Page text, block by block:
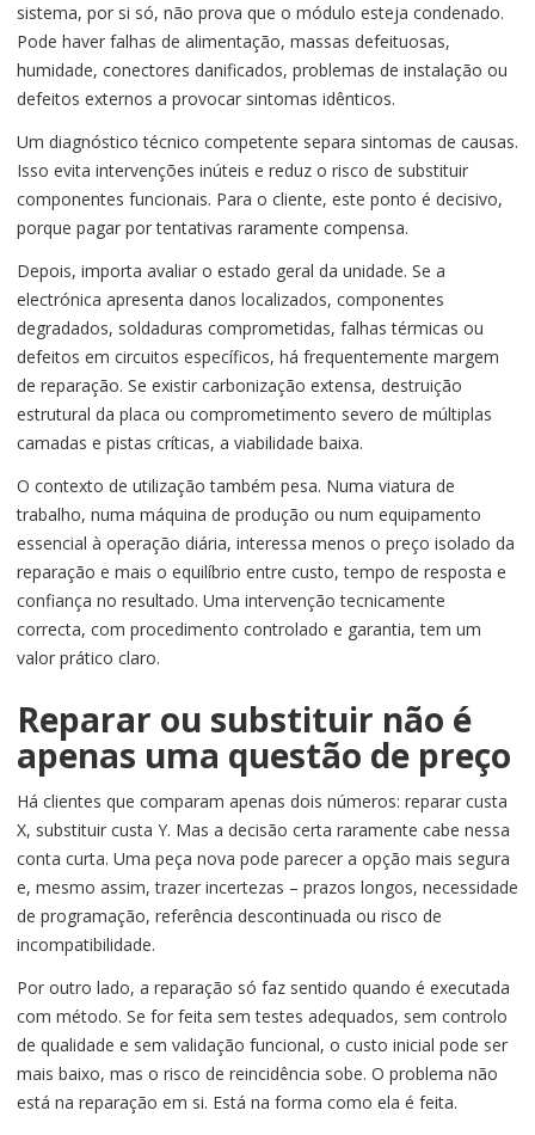
sistema, por si só, não prova que o módulo esteja condenado.
Pode haver falhas de alimentação, massas defeituosas,
humidade, conectores danificados, problemas de instalação ou
defeitos externos a provocar sintomas idênticos.
Um diagnóstico técnico competente separa sintomas de causas.
Isso evita intervenções inúteis e reduz o risco de substituir
componentes funcionais. Para o cliente, este ponto é decisivo,
porque pagar por tentativas raramente compensa.
Depois, importa avaliar o estado geral da unidade. Se a
electrónica apresenta danos localizados, componentes
degradados, soldaduras comprometidas, falhas térmicas ou
defeitos em circuitos específicos, há frequentemente margem
de reparação. Se existir carbonização extensa, destruição
estrutural da placa ou comprometimento severo de múltiplas
camadas e pistas críticas, a viabilidade baixa.
O contexto de utilização também pesa. Numa viatura de
trabalho, numa máquina de produção ou num equipamento
essencial à operação diária, interessa menos o preço isolado da
reparação e mais o equilíbrio entre custo, tempo de resposta e
confiança no resultado. Uma intervenção tecnicamente
correcta, com procedimento controlado e garantia, tem um
valor prático claro.
Reparar ou substituir não é
apenas uma questão de preço
Há clientes que comparam apenas dois números: reparar custa
X, substituir custa Y. Mas a decisão certa raramente cabe nessa
conta curta. Uma peça nova pode parecer a opção mais segura
e, mesmo assim, trazer incertezas – prazos longos, necessidade
de programação, referência descontinuada ou risco de
incompatibilidade.
Por outro lado, a reparação só faz sentido quando é executada
com método. Se for feita sem testes adequados, sem controlo
de qualidade e sem validação funcional, o custo inicial pode ser
mais baixo, mas o risco de reincidência sobe. O problema não
está na reparação em si. Está na forma como ela é feita.